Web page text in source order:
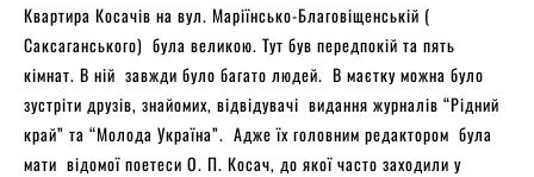
Квартира Косачів на вул. Маріїнсько-Благовіщенській (
Саксаганського) була великою. Тут був передпокій та пять
кімнат. В ній завжди було багато людей. В маєтку можна було
зустріти друзів, знайомих, відвідувачі видання журналів “Рідний
край” та “Молода Україна”. Адже їх головним редактором була
мати відомої поетеси О. П. Косач, до якої часто заходили у